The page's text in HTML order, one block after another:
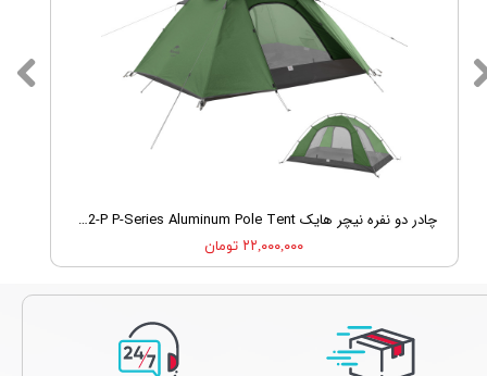
چادر دو نفره نیچر هایک Nature Hike NH18Z022-P P-Series Aluminum Pole Tent
۲۲,۰۰۰,۰۰۰ تومان